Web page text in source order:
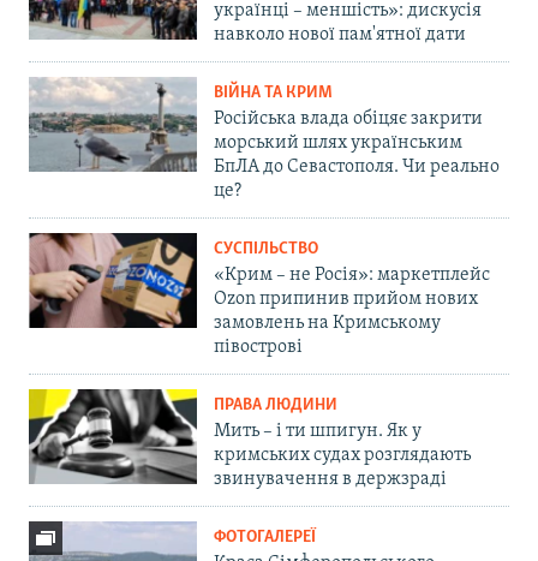
українці – меншість»: дискусія
навколо нової пам'ятної дати
ВІЙНА ТА КРИМ
Російська влада обіцяє закрити
морський шлях українським
БпЛА до Севастополя. Чи реально
це?
СУСПІЛЬСТВО
«Крим – не Росія»: маркетплейс
Ozon припинив прийом нових
замовлень на Кримському
півострові
ПРАВА ЛЮДИНИ
Мить – і ти шпигун. Як у
кримських судах розглядають
звинувачення в держзраді
ФОТОГАЛЕРЕЇ